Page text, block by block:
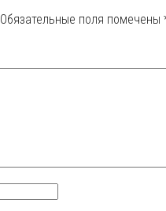
Обязательные поля помечены